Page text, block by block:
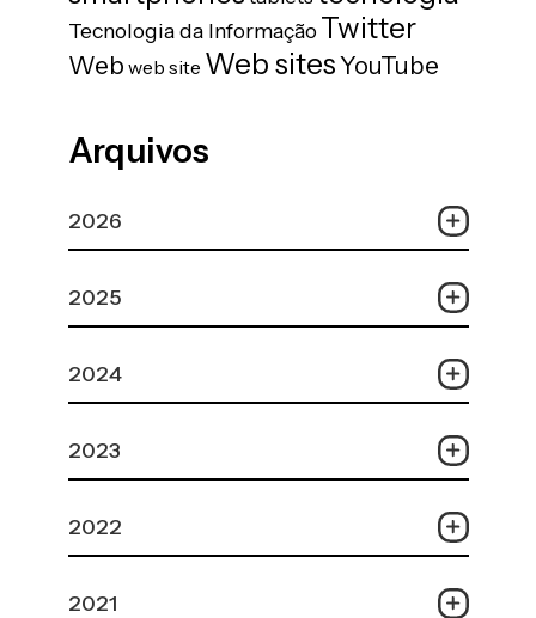
Tecnologia da Informação Twitter
Web web site Web sitesYouTube
Arquivos
2026
2025
2024
2023
2022
2021